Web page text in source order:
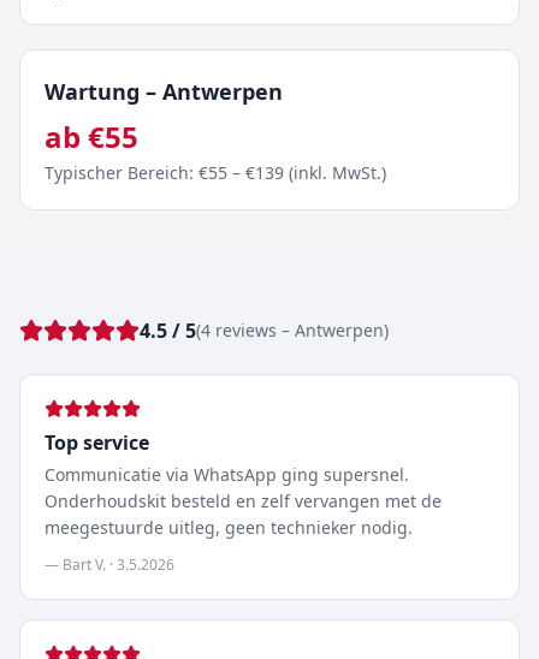
Wartung – Antwerpen
ab €55
Typischer Bereich: €55 – €139 (inkl. MwSt.)
4.5/ 5(4 reviews – Antwerpen)
Top service
Communicatie via WhatsApp ging supersnel.
Onderhoudskit besteld en zelf vervangen met de
meegestuurde uitleg, geen technieker nodig.
— Bart V. ·3.5.2026